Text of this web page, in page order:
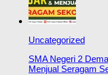
Uncategorized
SMA Negeri 2
Menjual Seragam